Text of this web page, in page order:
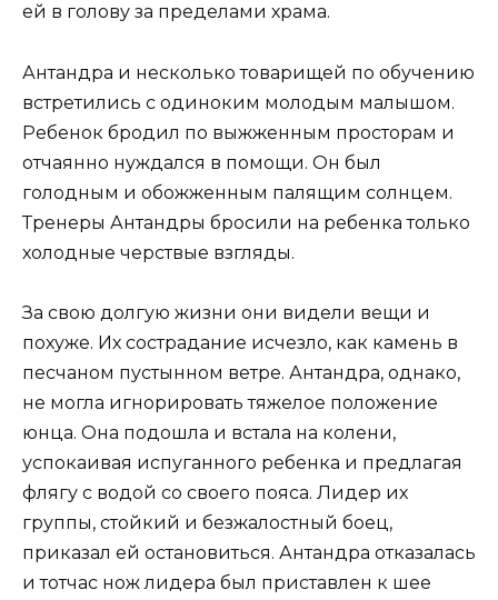
ей в голову за пределами храма.
Антандра и несколько товарищей по обучению
встретились с одиноким молодым малышом.
Ребенок бродил по выжженным просторам и
отчаянно нуждался в помощи. Он был
голодным и обожженным палящим солнцем.
Тренеры Антандры бросили на ребенка только
холодные черствые взгляды.
За свою долгую жизни они видели вещи и
похуже. Их сострадание исчезло, как камень в
песчаном пустынном ветре. Антандра, однако,
не могла игнорировать тяжелое положение
юнца. Она подошла и встала на колени,
успокаивая испуганного ребенка и предлагая
флягу с водой со своего пояса. Лидер их
группы, стойкий и безжалостный боец,
приказал ей остановиться. Антандра отказалась
и тотчас нож лидера был приставлен к шее